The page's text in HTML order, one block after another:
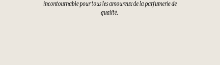
incontournable pour tous les amoureux de la parfumerie de
qualité.